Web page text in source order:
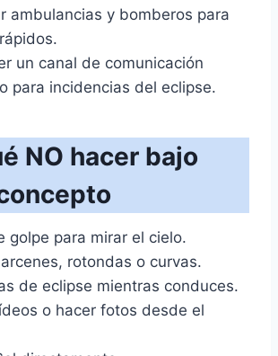
ambulancias y bomberos para
un canal de comunicación
para incidencias del eclipse.
NO hacer bajo
golpe para mirar el cielo.
rotondas o curvas.
de eclipse mientras conduces.
o hacer fotos desde el